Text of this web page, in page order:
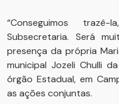
“Conseguimos
Subsecretaria. Será
presença da própria
municipal Jozeli Chulli
órgão Estadual, em
as ações conjuntas.